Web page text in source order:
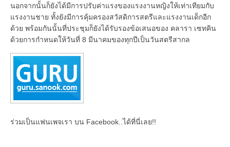
นอกจากนั้นก็ยังได้มีการปรับค่าแรงของแรงงานหญิงให้เท่าเทียมกับ
แรงงานชาย ทั้งยังมีการคุ้มครองสวัสดิการสตรีและแรงงานเด็กอีก
ด้วย พร้อมกันนั้นที่ประชุมก็ยังได้รับรองข้อเสนอของ คลารา เซทคิน
ด้วยการกำหนดให้วันที่ 8 มีนาคมของทุกปีเป็นวันสตรีสากล
ร่วมเป็นแฟนเพจเรา บน Facebook..ได้ที่นี่เลย!!